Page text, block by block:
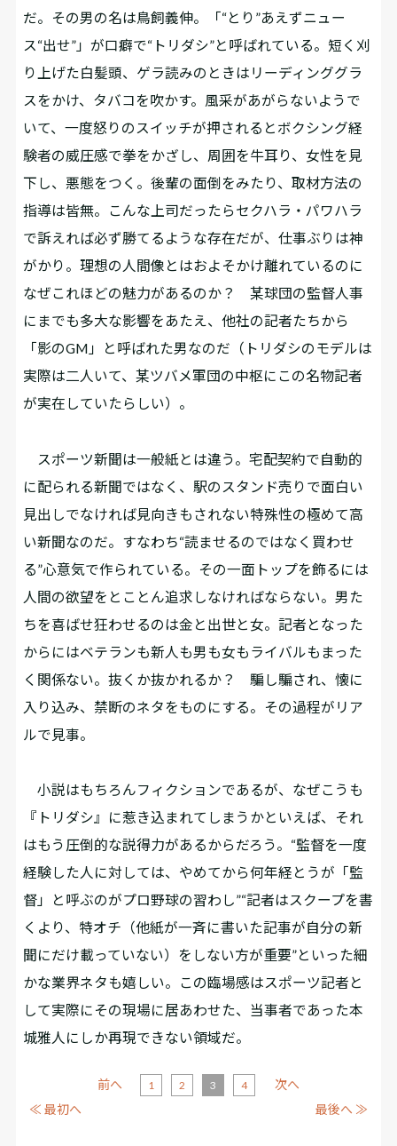
だ。その男の名は鳥飼義伸。「“とり”あえずニュー
ス“出せ”」が口癖で“トリダシ”と呼ばれている。短く刈
り上げた白髪頭、ゲラ読みのときはリーディンググラ
スをかけ、タバコを吹かす。風采があがらないようで
いて、一度怒りのスイッチが押されるとボクシング経
験者の威圧感で拳をかざし、周囲を牛耳り、女性を見
下し、悪態をつく。後輩の面倒をみたり、取材方法の
指導は皆無。こんな上司だったらセクハラ・パワハラ
で訴えれば必ず勝てるような存在だが、仕事ぶりは神
がかり。理想の人間像とはおよそかけ離れているのに
なぜこれほどの魅力があるのか？ 某球団の監督人事
にまでも多大な影響をあたえ、他社の記者たちから
「影のGM」と呼ばれた男なのだ（トリダシのモデルは
実際は二人いて、某ツバメ軍団の中枢にこの名物記者
が実在していたらしい）。
スポーツ新聞は一般紙とは違う。宅配契約で自動的
に配られる新聞ではなく、駅のスタンド売りで面白い
見出しでなければ見向きもされない特殊性の極めて高
い新聞なのだ。すなわち“読ませるのではなく買わせ
る”心意気で作られている。その一面トップを飾るには
人間の欲望をとことん追求しなければならない。男た
ちを喜ばせ狂わせるのは金と出世と女。記者となった
からにはベテランも新人も男も女もライバルもまった
く関係ない。抜くか抜かれるか？ 騙し騙され、懐に
入り込み、禁断のネタをものにする。その過程がリア
ルで見事。
小説はもちろんフィクションであるが、なぜこうも
『トリダシ』に惹き込まれてしまうかといえば、それ
はもう圧倒的な説得力があるからだろう。“監督を一度
経験した人に対しては、やめてから何年経とうが「監
督」と呼ぶのがプロ野球の習わし”“記者はスクープを書
くより、特オチ（他紙が一斉に書いた記事が自分の新
聞にだけ載っていない）をしない方が重要”といった細
かな業界ネタも嬉しい。この臨場感はスポーツ記者と
して実際にその現場に居あわせた、当事者であった本
城雅人にしか再現できない領域だ。
≪ 最初へ
前へ 1 2 3 4
次へ
最後へ ≫